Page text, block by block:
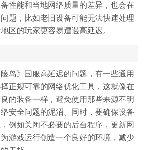
性能和当地网络质量的差异，也会在
题，比如老旧设备可能无法快速处理
区的玩家更容易遭遇高延迟。
岛》国服高延迟的问题，有一些通用
正规可靠的网络优化工具，这就像在
的装备一样，避免使用那些来源不明
安全问题的泥沼。同时，要确保设备
例如关闭不必要的后台程序，更新网
游戏运行创造一个良好的环境，减少